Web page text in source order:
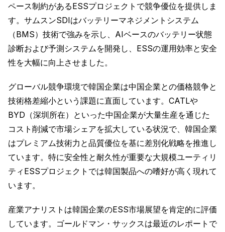
ペース制約があるESSプロジェクトで競争優位を提供しま
す。サムスンSDIはバッテリーマネジメントシステム
（BMS）技術で強みを示し、AIベースのバッテリー状態
診断および予測システムを開発し、ESSの運用効率と安全
性を大幅に向上させました。
グローバル競争環境で韓国企業は中国企業との価格競争と
技術格差縮小という課題に直面しています。CATLや
BYD（深圳所在）といった中国企業が大量生産を通じた
コスト削減で市場シェアを拡大している状況で、韓国企業
はプレミアム技術力と品質優位を基に差別化戦略を推進し
ています。特に安全性と耐久性が重要な大規模ユーティリ
ティESSプロジェクトでは韓国製品への嗜好が高く現れて
います。
産業アナリストは韓国企業のESS市場展望を肯定的に評価
しています。ゴールドマン・サックスは最近のレポートで